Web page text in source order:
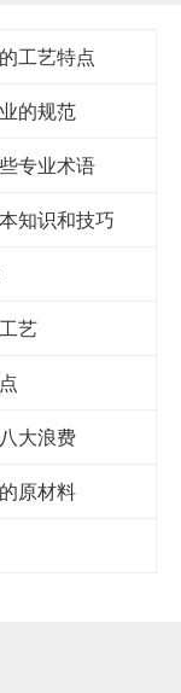
工艺特点
的规范
专业术语
知识和技巧
艺
大浪费
原材料